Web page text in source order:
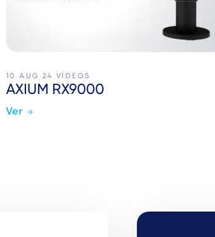
10 AUG 24 VÍDEOS
AXIUM RX9000
Ver